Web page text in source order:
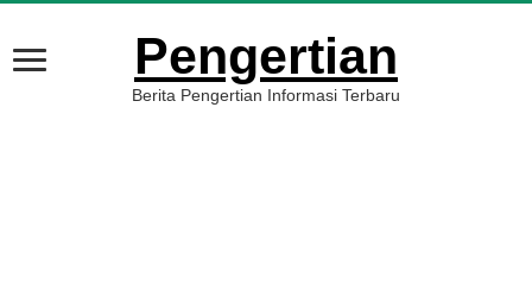
Pengertian
Berita Pengertian Informasi Terbaru